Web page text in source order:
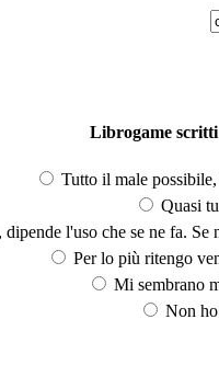
Librogame scritti
Tutto il male
Quasi
l'uso che se ne fa.
Per lo più ritengo
Mi sembrano
Non